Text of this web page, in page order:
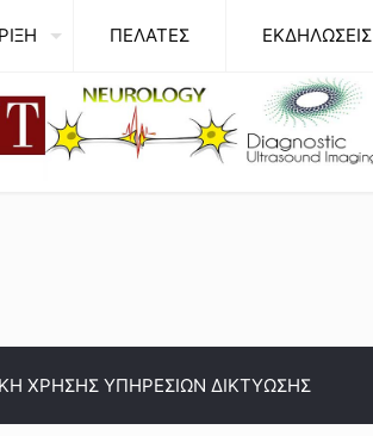
ΠΕΛΑΤΕΣ ΕΚΔΗΛΩΣΕΙΣ
ΧΡΗΣΗΣ ΥΠΗΡΕΣΙΩΝ ΔΙΚΤΥΩΣΗΣ